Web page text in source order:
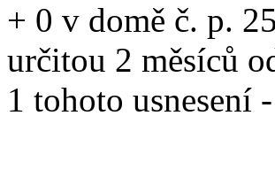
+ 0 v domě č. p.
určitou 2 měsíců
1 tohoto usnesení